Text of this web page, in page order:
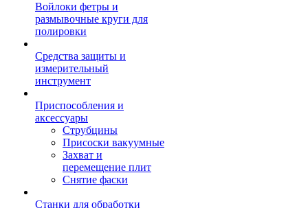
Войлоки фетры и
размывочные круги для
полировки
Средства защиты и
измерительный
инструмент
Приспособления и
аксессуары
Струбцины
Присоски вакуумные
Захват и
перемещение плит
Снятие фаски
Станки для обработки